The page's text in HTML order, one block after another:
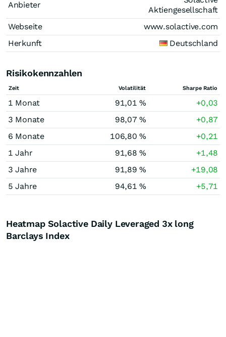
Anbieter
Aktiengesellschaft
Webseite
www.solactive.com
Herkunft
Deutschland
Risikokennzahlen
Zeit Volatilität Sharpe Ratio
1 Monat 91,01 %
+0,03
3 Monate
98,07 %
+0,87
6 Monate
106,80 %
+0,21
1 Jahr
91,68 %
+1,48
3 Jahre
91,89 %
+19,08
5 Jahre
94,61 % +5,71
Heatmap Solactive Daily Leveraged 3x long
Barclays Index